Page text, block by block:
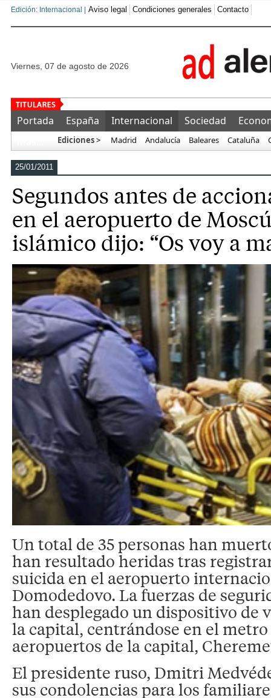
Edición: Internacional | Aviso legal Condiciones generales Contacto
viernes, 07 de agosto de 2026
Portada España Internacional Sociedad
Ediciones > Madrid Andalucía Baleares Cataluña
25/01/2011
Segundos antes de
en el aeropuerto de
islámico dijo: “Os voy a
Un total de 35 personas han
han resultado heridas tras
suicida en el aeropuerto
Domodedovo. La fuerzas de
han desplegado un dispositivo de
la capital, centrándose en el
aeropuertos de la capital,
El presidente ruso, Dmitri
sus condolencias para los